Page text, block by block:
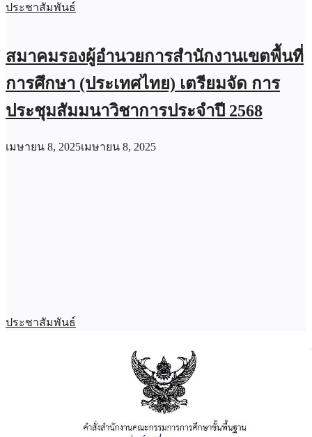
ประชาสัมพันธ์
สมาคมรองผู้อำนวยการสำนักงานเขตพื้นที่
การศึกษา (ประเทศไทย) เตรียมจัด การ
ประชุมสัมมนาวิชาการประจำปี 2568
เมษายน 8, 2025เมษายน 8, 2025
ประชาสัมพันธ์